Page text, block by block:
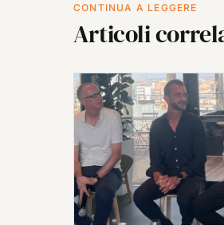
CONTINUA A LEGGERE
Articoli